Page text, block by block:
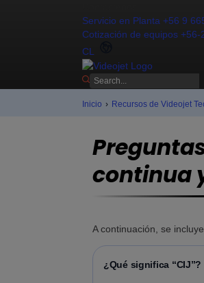
Servicio en Planta +56 9
Cotización de equipos +56-
CL
Inicio › Recursos de Videojet
continua
A continuación, se
¿Qué significa “CIJ”?